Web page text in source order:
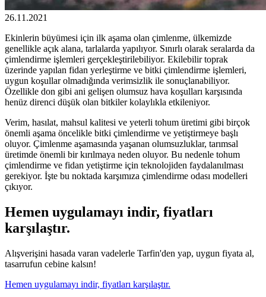
26.11.2021
Ekinlerin büyümesi için ilk aşama olan çimlenme, ülkemizde
genellikle açık alana, tarlalarda yapılıyor. Sınırlı olarak seralarda da
çimlendirme işlemleri gerçekleştirilebiliyor. Ekilebilir toprak
üzerinde yapılan fidan yerleştirme ve bitki çimlendirme işlemleri,
uygun koşullar olmadığında verimsizlik ile sonuçlanabiliyor.
Özellikle don gibi ani gelişen olumsuz hava koşulları karşısında
henüz direnci düşük olan bitkiler kolaylıkla etkileniyor.
Verim, hasılat, mahsul kalitesi ve yeterli tohum üretimi gibi birçok
önemli aşama öncelikle bitki çimlendirme ve yetiştirmeye başlı
oluyor. Çimlenme aşamasında yaşanan olumsuzluklar, tarımsal
üretimde önemli bir kırılmaya neden oluyor. Bu nedenle tohum
çimlendirme ve fidan yetiştirme için teknolojiden faydalanılması
gerekiyor. İşte bu noktada karşımıza çimlendirme odası modelleri
çıkıyor.
Hemen uygulamayı indir, fiyatları
karşılaştır.
Alışverişini hasada varan vadelerle Tarfin'den yap, uygun fiyata al,
tasarrufun cebine kalsın!
Hemen uygulamayı indir, fiyatları karşılaştır.